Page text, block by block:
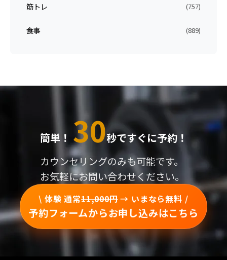
筋トレ (757)
食事 (889)
簡単！ 30秒ですぐに予約！
カウンセリングのみも可能です。
お気軽にお問い合わせください。
\ 体験 通常11,000円→ いまなら無料 /
予約フォームからお申し込みはこちら